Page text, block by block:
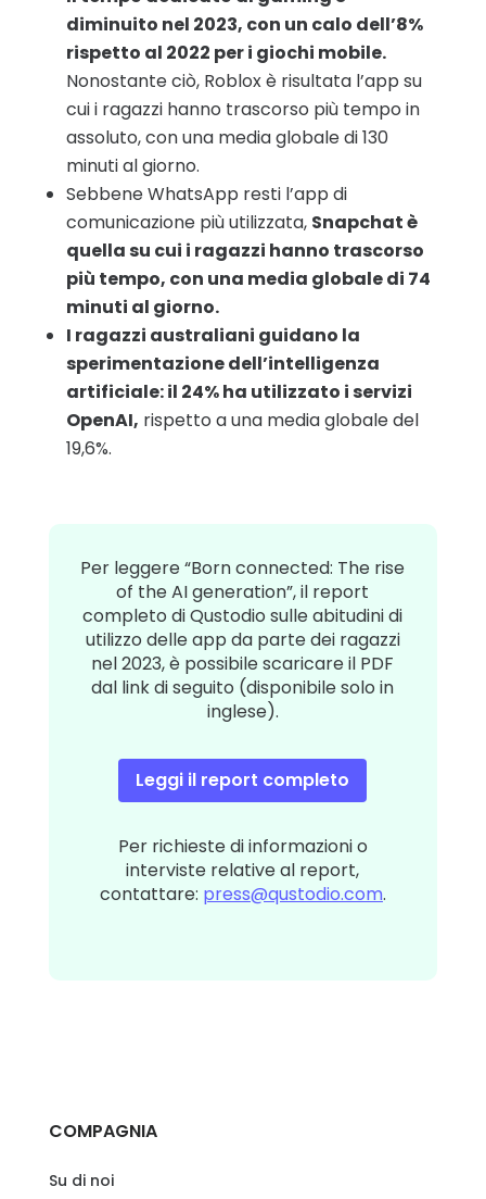
diminuito nel 2023, con un calo dell’8%
rispetto al 2022 per i giochi mobile.
Nonostante ciò, Roblox è risultata l’app su
cui i ragazzi hanno trascorso più tempo in
assoluto, con una media globale di 130
minuti al giorno.
Sebbene WhatsApp resti l’app di
comunicazione più utilizzata, Snapchat è
quella su cui i ragazzi hanno trascorso
più tempo, con una media globale di 74
minuti al giorno.
I ragazzi australiani guidano la
sperimentazione dell’intelligenza
artificiale: il 24% ha utilizzato i servizi
OpenAI, rispetto a una media globale del
19,6%.
Per leggere “Born connected: The rise
of the AI generation”, il report
completo di Qustodio sulle abitudini di
utilizzo delle app da parte dei ragazzi
nel 2023, è possibile scaricare il PDF
dal link di seguito (disponibile solo in
inglese).
Leggi il report completo
Per richieste di informazioni o
interviste relative al report,
contattare: press@qustodio.com.
COMPAGNIA
Su di noi